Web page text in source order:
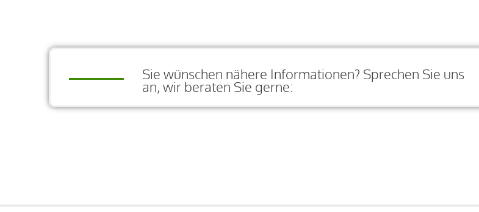
Sie wünschen nähere Informationen? Sprechen Sie uns
an, wir beraten Sie gerne: